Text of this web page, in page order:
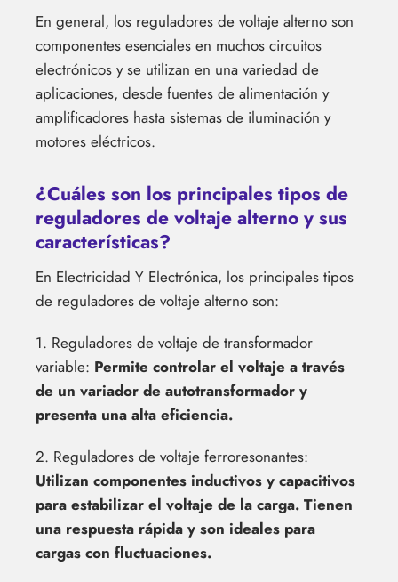
En general, los reguladores de voltaje alterno son
componentes esenciales en muchos circuitos
electrónicos y se utilizan en una variedad de
aplicaciones, desde fuentes de alimentación y
amplificadores hasta sistemas de iluminación y
motores eléctricos.
¿Cuáles son los principales tipos de
reguladores de voltaje alterno y sus
características?
En Electricidad Y Electrónica, los principales tipos
de reguladores de voltaje alterno son:
1. Reguladores de voltaje de transformador
variable: Permite controlar el voltaje a través
de un variador de autotransformador y
presenta una alta eficiencia.
2. Reguladores de voltaje ferroresonantes:
Utilizan componentes inductivos y capacitivos
para estabilizar el voltaje de la carga. Tienen
una respuesta rápida y son ideales para
cargas con fluctuaciones.